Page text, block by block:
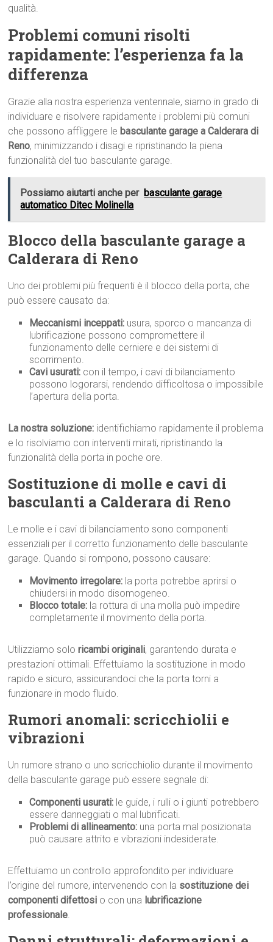
qualità.
Problemi comuni risolti
rapidamente: l’esperienza fa la
differenza
Grazie alla nostra esperienza ventennale, siamo in grado di
individuare e risolvere rapidamente i problemi più comuni
che possono affliggere le basculante garage a Calderara di
Reno, minimizzando i disagi e ripristinando la piena
funzionalità del tuo basculante garage.
Possiamo aiutarti anche per basculante garage
automatico Ditec Molinella
Blocco della basculante garage a
Calderara di Reno
Uno dei problemi più frequenti è il blocco della porta, che
può essere causato da:
Meccanismi inceppati: usura, sporco o mancanza di
lubrificazione possono compromettere il
funzionamento delle cerniere e dei sistemi di
scorrimento.
Cavi usurati: con il tempo, i cavi di bilanciamento
possono logorarsi, rendendo difficoltosa o impossibile
l’apertura della porta.
La nostra soluzione: identifichiamo rapidamente il problema
e lo risolviamo con interventi mirati, ripristinando la
funzionalità della porta in poche ore.
Sostituzione di molle e cavi di
basculanti a Calderara di Reno
Le molle e i cavi di bilanciamento sono componenti
essenziali per il corretto funzionamento delle basculante
garage. Quando si rompono, possono causare:
Movimento irregolare: la porta potrebbe aprirsi o
chiudersi in modo disomogeneo.
Blocco totale: la rottura di una molla può impedire
completamente il movimento della porta.
Utilizziamo soloricambi originali, garantendo durata e
prestazioni ottimali. Effettuiamo la sostituzione in modo
rapido e sicuro, assicurandoci che la porta torni a
funzionare in modo fluido.
Rumori anomali: scricchiolii e
vibrazioni
Un rumore strano o uno scricchiolio durante il movimento
della basculante garage può essere segnale di:
Componenti usurati: le guide, i rulli o i giunti potrebbero
essere danneggiati o mal lubrificati.
Problemi di allineamento: una porta mal posizionata
può causare attrito e vibrazioni indesiderate.
Effettuiamo un controllo approfondito per individuare
l’origine del rumore, intervenendo con la sostituzione dei
componenti difettosi o con una lubrificazione
professionale.